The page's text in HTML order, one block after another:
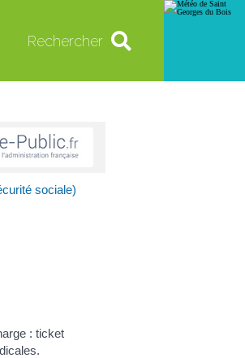
Rechercher
sociale)
: ticket